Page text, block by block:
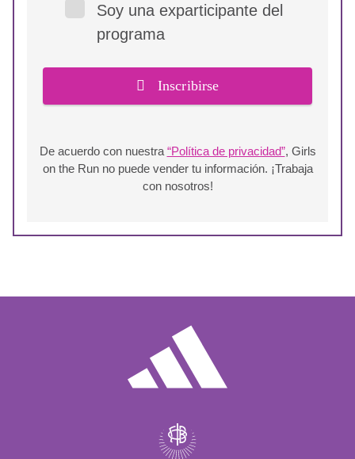
Inscribirse
Soy una exparticipante del
programa
De acuerdo con nuestra “Política de privacidad”, Girls
on the Run no puede vender tu información. ¡Trabaja
con nosotros!